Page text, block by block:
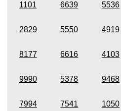
1101 6639 5536
2829 5550 4919
8177 6616 4103
9990 5378 9468
7994 7541 1050